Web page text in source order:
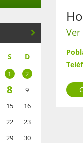
S D
1
2
8
9
15
16
22
23
29
30